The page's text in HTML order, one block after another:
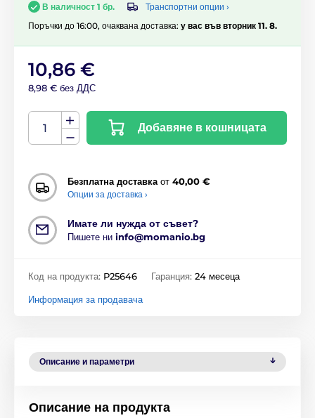
В наличност 1 бр.
Транспортни опции ›
Поръчки до 16:00, очаквана доставка: у вас във вторник 11. 8.
10,86 €
8,98 € без ДДС
Добавяне в кошницата
Безплатна доставка от 40,00 €
Опции за доставка ›
Имате ли нужда от съвет?
Пишете ни info@momanio.bg
Код на продукта: P25646 Гаранция: 24 месеца
Информация за продавача
Описание и параметри
Описание на продукта